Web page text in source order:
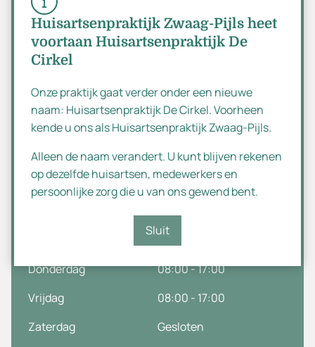
Contactgegevens
+31(0)20 645 1619
1186 PJAmstelveen
Maandag
08:00 - 17:00
08:00 - 17:00
Donderdag
08:00 - 17:00
Vrijdag
08:00 - 17:00
Zaterdag
Gesloten
Dutch
Huisartsenpraktijk Zwaag-Pijls heet
voortaan Huisartsenpraktijk De
Cirkel
Onze praktijk gaat verder onder een nieuwe
naam: Huisartsenpraktijk De Cirkel. Voorheen
kende u ons als Huisartsenpraktijk Zwaag-Pijls.
Alleen de naam verandert. U kunt blijven rekenen
op dezelfde huisartsen, medewerkers en
persoonlijke zorg die u van ons gewend bent.
Sluit